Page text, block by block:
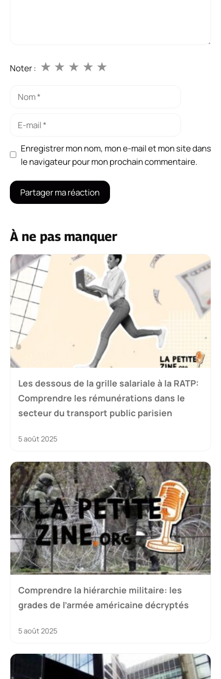
Noter : ★
★
★
★
★
Nom
Enregistrer mon nom, mon e-mail et mon site dans
le navigateur pour mon prochain commentaire.
À ne pas manquer
Les dessous de la grille salariale à la RATP:
Comprendre les rémunérations dans le
secteur du transport public parisien
5 août 2025
Comprendre la hiérarchie militaire: les
grades de l’armée américaine décryptés
5 août 2025